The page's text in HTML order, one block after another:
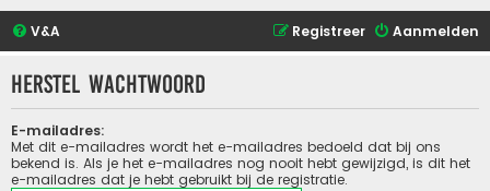
V&A Aanmelden
Registreer
Herstel wachtwoord
E-mailadres:
Met dit e-mailadres wordt het e-mailadres bedoeld dat bij ons
bekend is. Als je het e-mailadres nog nooit hebt gewijzigd, is dit het
e-mailadres dat je hebt gebruikt bij de registratie.